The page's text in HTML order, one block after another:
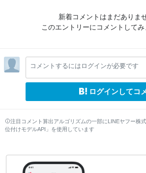
新着コメントはまだありま
このエントリーにコメントしてみ
コメントするにはログインが必要です
ログインしてコ
注目コメント算出アルゴリズムの一部にLINEヤフー株
位付けモデルAPI」を使用しています